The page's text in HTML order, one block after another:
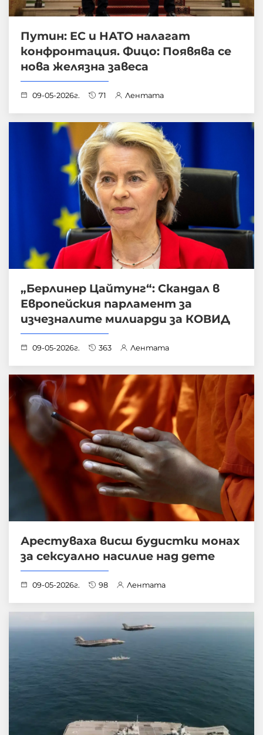
Путин: ЕС и НАТО налагат
конфронтация. Фицо: Появява се
нова желязна завеса
09-05-2026г. 71 Лентата
„Берлинер Цайтунг“: Скандал в
Европейския парламент за
изчезналите милиарди за КОВИД
09-05-2026г. 363 Лентата
Арестуваха висш будистки монах
за сексуално насилие над дете
09-05-2026г. 98 Лентата